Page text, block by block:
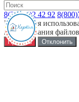
8(34669)2 42 92
Продолжая
использования
Принять Отклонить